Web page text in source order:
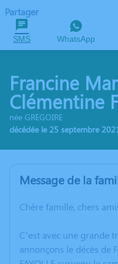
Partager
SMS WhatsApp
Francine
Clémentine
née GREGOIRE
décédée le 25 septembre
Message de la
Chère famille, chers
C’est avec une grande
annonçons le décès de